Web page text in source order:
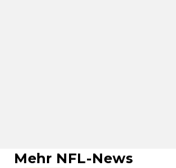
Mehr NFL-News